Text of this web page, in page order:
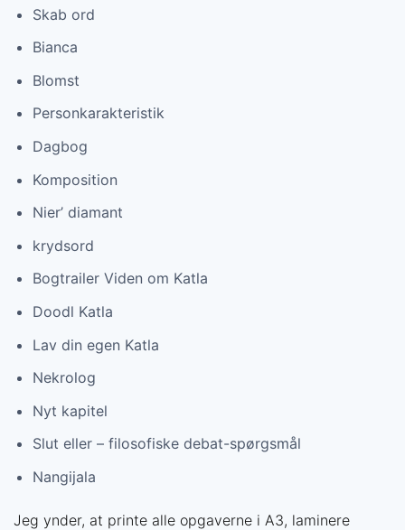
Skab ord
Bianca
Blomst
Personkarakteristik
Dagbog
Komposition
Nier’ diamant
krydsord
Bogtrailer Viden om Katla
Doodl Katla
Lav din egen Katla
Nekrolog
Nyt kapitel
Slut eller – filosofiske debat-spørgsmål
Nangijala
Jeg ynder, at printe alle opgaverne i A3, laminere